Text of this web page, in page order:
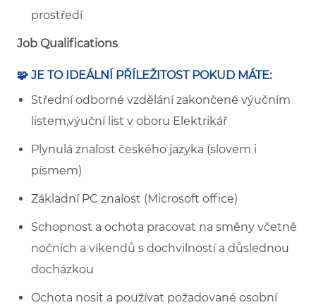
prostředí
Job Qualifications
🧩 JE TO IDEÁLNÍ PŘÍLEŽITOST POKUD MÁTE:
Střední odborné vzdělání zakončené výučním
listem,výuční list v oboru Elektrikář
Plynulá znalost českého jazyka (slovem i
písmem)
Základní PC znalost (Microsoft office)
Schopnost a ochota pracovat na směny včetně
nočních a víkendů s dochvilností a důslednou
docházkou
Ochota nosit a používat požadované osobní